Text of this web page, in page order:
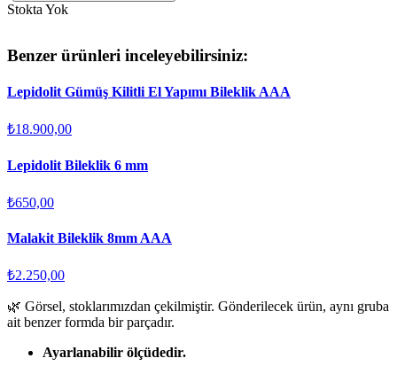
Stokta Yok
Benzer ürünleri inceleyebilirsiniz:
Lepidolit Gümüş Kilitli El Yapımı Bileklik AAA
₺18.900,00
Lepidolit Bileklik 6 mm
₺650,00
Malakit Bileklik 8mm AAA
₺2.250,00
🌿 Görsel, stoklarımızdan çekilmiştir. Gönderilecek ürün, aynı gruba
ait benzer formda bir parçadır.
Ayarlanabilir ölçüdedir.